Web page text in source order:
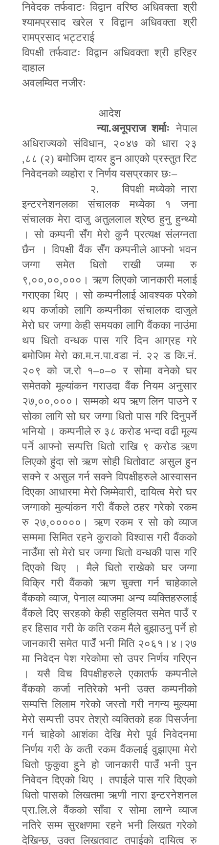
निवेदक तर्फवाटः विद्वान वरिष्ठ अधिवक्ता श्री
श्यामप्रसाद खरेल र विद्वान अधिवक्ता श्री
रामप्रसाद भट्टराई
विपक्षी तर्फवाटः विद्वान अधिवक्ता श्री हरिहर
दाहाल
अवलम्वित नजीरः
आदेश
न्या.अनूपराज शर्माः नेपाल
अधिराज्यको संविधान, २०४७ को धारा २३
, ८८ (२) बमोजिम दायर हुन आएको प्रस्तुत रिट
निवेदनको व्यहोरा र निर्णय यसप्रकार छः–
२. विपक्षी मध्येको नारा
इन्टरनेशनलका संचालक मध्येका १ जना
संचालक मेरा दाजु अतुललाल श्रेष्ठ हुनु हुन्थ्यो
। सो कम्पनी सँग मेरो कुनै प्रत्यक्ष संलग्नता
छैन । विपक्षी वैंक सँग कम्पनीले आफ्नो भवन
जग्गा समेत धितो राखी जम्मा रु
९,००,००,०००। ऋण लिएको जानकारी मलाई
गराएका थिए । सो कम्पनीलाई आवश्यक परेको
थप कर्जाको लागि कम्पनीका संचालक दाजुले
मेरो घर जग्गा केही समयका लागि वैंकका नाउंमा
थप धितो वन्धक पास गरि दिन आग्रह गरे
बमोजिम मेरो का.म.न.पा.वडा नं. २२ ड कि.नं.
२०९ को ज.रो १–०–० र सोमा वनेको घर
समेतको मूल्यांकन गराउदा वैंक नियम अनुसार
२७,००,०००। सम्मको थप ऋण लिन पाउने र
सोका लागि सो घर जग्गा धितो पास गरि दिनुपर्ने
भनियो । कम्पनीले रु ३८ करोड भन्दा वढी मूल्य
पर्ने आफ्नो सम्पत्ति धितो राखि ९ करोड ऋण
लिएको हुंदा सो ऋण सोही धितोवाट असुल हुन
सक्ने र असुल गर्न सक्ने विपक्षीहरुले आस्वासन
दिएका आधारमा मेरो जिम्मेवारी,दायित्व मेरो घर
जग्गाको मुल्यांकन गरी वैंकले ठहर गरेको रकम
रु २७,०००००। ऋण रकम र सो को व्याज
सम्ममा सिमित रहने कुराको विश्वास गरी वैंकको
नाउँमा सो मेरो घर जग्गा धितो वन्धकी पास गरि
दिएको थिए । मैले धितो राखेको घर जग्गा
विक्रि गरी वैंकको ऋण चुक्ता गर्न चाहेकाले
वैंकको व्याज,पेनाल व्याजमा अन्य व्यक्तिहरुलाई
वैंकले दिए सरहको केही सहुलियत समेत पाउँ र
हर हिसाव गरी के कति रकम मैले बुझाउनु पर्ने हो
जानकारी समेत पाउँ भनी मिति २०६१।४।२७
मा निवेदन पेश गरेकोमा सो उपर निर्णय गरिएन
। यसै विच विपक्षीहरुले एकातर्फ कम्पनीले
वैंकको कर्जा नतिरेको भनी उक्त कम्पनीको
सम्पत्ति लिलाम गरेको जस्तो गरी नगन्य मुल्यमा
मेरो सम्पत्ती उपर तेश्रो व्यक्तिको हक पिसर्जना
गर्न चाहेको आशंका देखि मेरो पूर्व निवेदनमा
निर्णय गरी के कती रकम वैंकलाई वुझाएमा मेरो
धितो फुकुवा हुने हो जानकारी पाउँ भनी पुन
निवेदन दिएको थिए । तपाईले पास गरि दिएको
धितो पासको लिखतमा ऋणी नारा इन्टरनेशनल
प्रा.लि.ले वैंकको साँवा र सोमा लाग्ने व्याज
नतिरे सम्म सुरक्षणमा रहने भनी लिखत गरेको
देखिन्छ,उक्त लिखतवाट तपाईको दायित्व रु